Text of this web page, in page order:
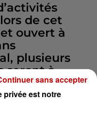
de cet
ouvert à
plusieurs
seront à
de contrats
stage,
privée est notre
sans accepter